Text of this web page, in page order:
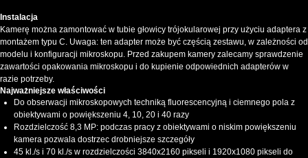
Instalacja
Kamerę można zamontować w tubie głowicy trójokularowej przy użyciu adaptera z
montażem typu C. Uwaga: ten adapter może być częścią zestawu, w zależności od
modelu i konfiguracji mikroskopu. Przed zakupem kamery zalecamy sprawdzenie
zawartości opakowania mikroskopu i do kupienie odpowiednich adapterów w
razie potrzeby.
Najważniejsze właściwości
Do obserwacji mikroskopowych techniką fluorescencyjną i ciemnego pola z
obiektywami o powiększeniu 4, 10, 20 i 40 razy
Rozdzielczość 8,3 MP: podczas pracy z obiektywami o niskim powiększeniu
kamera pozwala dostrzec drobniejsze szczegóły
45 kl./s i 70 kl./s w rozdzielczości 3840x2160 pikseli i 1920x1080 pikseli do